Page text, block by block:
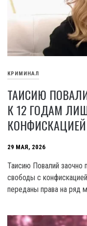
КРИМИНАЛ
ТАИСИЮ
К 12 ГОДАМ
29 МАЯ, 2026
Таисию Повалий заочно
свободы с
переданы права на ряд